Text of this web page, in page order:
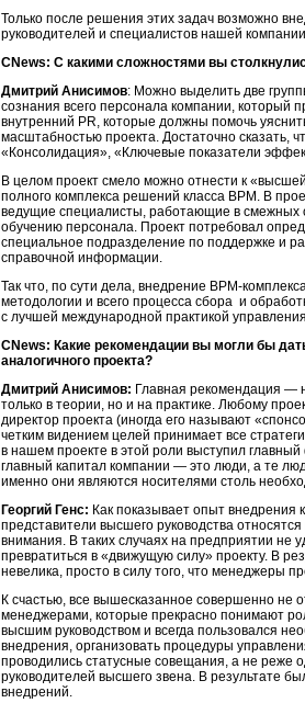
Только после решения этих задач возможно
руководителей и специалистов нашей
CNews: С какими сложностями вы
Дмитрий Анисимов: Можно выделить две
сознания всего персонала компании, который
внутренний PR, которые должны помочь
масштабностью проекта. Достаточно сказать,
«Консолидация», «Ключевые показатели
В целом проект смело можно отнести к
полного комплекса решений класса BPM. В
ведущие специалисты, работающие в смежных
обучению персонала. Проект потребовал
специальное подразделение по поддержке и
справочной информации.
Так что, по сути дела, внедрение BPM-
методологии и всего процесса сбора и
с лучшей международной практикой
CNews: Какие рекомендации вы могли бы
аналогичного проекта?
Дмитрий Анисимов: Главная рекомендация —
только в теории, но и на практике. Любому
директор проекта (иногда его называют
четким видением целей принимает все
в нашем проекте в этой роли выступил
главный капитал компании — это люди, а те
именно они являются носителями столь
Георгий Генс: Как показывает опыт внедрения
представители высшего руководства
внимания. В таких случаях на предприятии не
превратиться в «движущую силу» проекту. В
невелика, просто в силу того, что менеджеры
К счастью, все вышесказанное совершенно не
менеджерами, которые прекрасно понимают
высшим руководством и всегда пользовался
внедрения, организовать процедуры
проводились статусные совещания, а не реже
руководителей высшего звена. В результате
внедрений.